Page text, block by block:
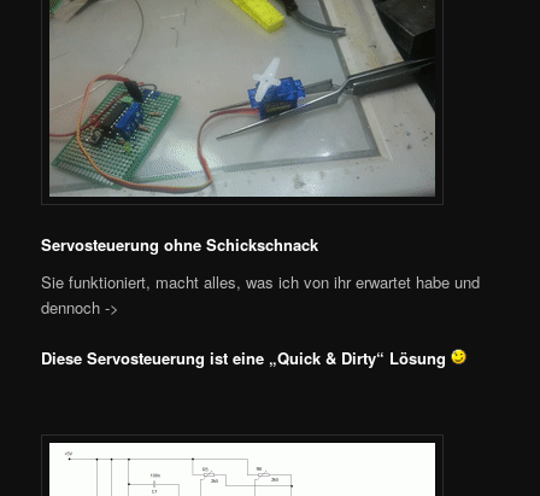
Servosteuerung ohne Schickschnack
Sie funktioniert, macht alles, was ich von ihr erwartet habe und
dennoch ->
Diese Servosteuerung ist eine „Quick & Dirty“ Lösung